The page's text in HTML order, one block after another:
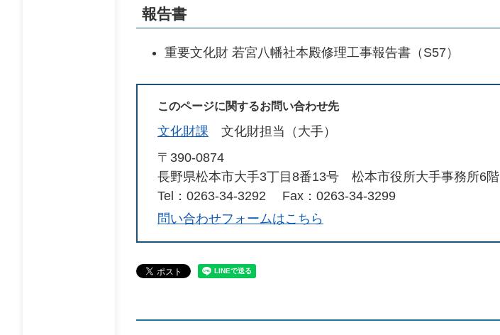
報告書
重要文化財 若宮八幡社本殿修理工事報告書（S57）
このページに関するお問い合わせ先
文化財課
文化財担当（大手）
〒390-0874
長野県松本市大手3丁目8番13号 松本市役所大手事務所6階
Tel：0263-34-3292
Fax：0263-34-3299
問い合わせフォームはこちら